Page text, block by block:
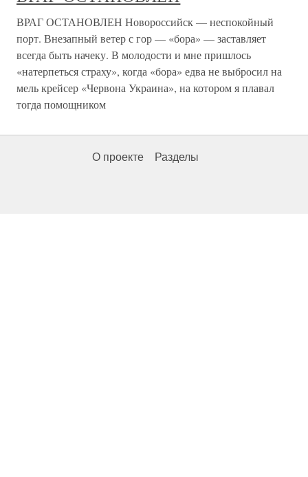
ВРАГ ОСТАНОВЛЕН Новороссийск — неспокойный
порт. Внезапный ветер с гор — «бора» — заставляет
всегда быть начеку. В молодости и мне пришлось
«натерпеться страху», когда «бора» едва не выбросил на
мель крейсер «Червона Украина», на котором я плавал
тогда помощником
О проекте Разделы